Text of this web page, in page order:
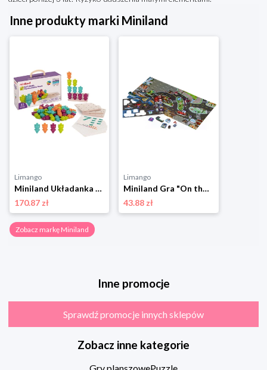
Inne produkty marki Miniland
Limango
Miniland Układanka "Color Bears" - 3+ rozmiar: onesize
170.87 zł
Limango
Miniland Gra "On the go: Crazy City" - 3+ rozmiar: onesize
43.88 zł
Zobacz markę Miniland
Inne promocje
Sprawdź promocje innych sklepów
Zobacz inne kategorie